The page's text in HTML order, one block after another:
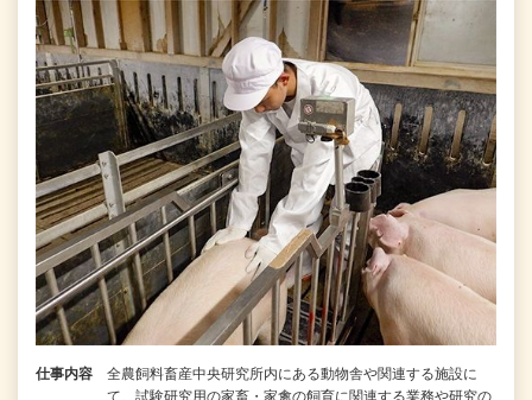
仕事内容
全農飼料畜産中央研究所内にある動物舎や関連する施設に
て、試験研究用の家畜・家禽の飼育に関連する業務や研究の